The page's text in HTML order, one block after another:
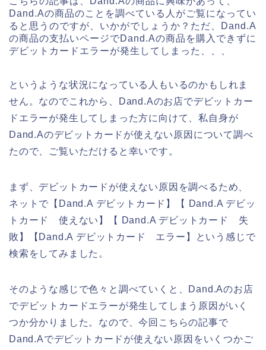
Dand.Aの商品のことを調べている人がご覧になってい
ると思うのですが、いかがでしょうか？ただ、Dand.A
の商品の支払いページでDand.Aの商品を購入できずに
デビットカードエラーが発生してしまった、、、
というような状況になっている人もいるのかもしれま
せん。なのでこれから、Dand.Aのお店でデビットカー
ドエラーが発生してしまった方に向けて、私自身が
Dand.Aのデビットカードが使えない原因について調べ
たので、ご覧いただけると幸いです。
まず、デビットカードが使えない原因を調べるため、
ネットで【Dand.A デビットカード】【 Dand.A デビッ
トカード 使えない】【 Dand.A デビットカード 失
敗】【Dand.A デビットカード エラー】という感じで
検索をしてみました。
そのような感じで色々と調べていくと、Dand.Aのお店
でデビットカードエラーが発生してしまう原因がいく
つか分かりました。なので、今回こちらの記事で
Dand.Aでデビットカードが使えない原因をいくつかご